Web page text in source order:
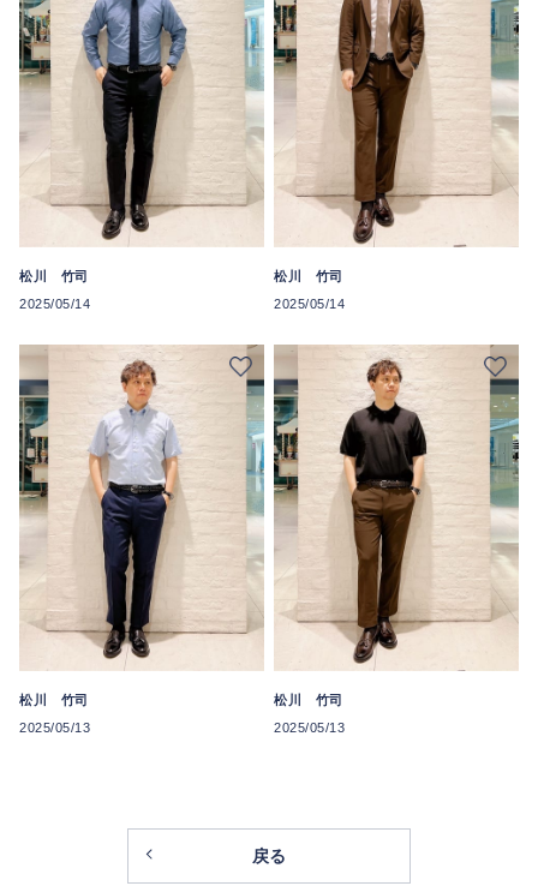
松川 竹司
2025/05/14
松川 竹司
2025/05/14
松川 竹司
2025/05/13
松川 竹司
2025/05/13
戻る